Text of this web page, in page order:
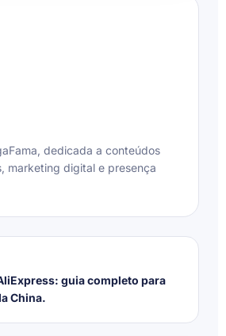
dedicada a conteúdos
marketing digital e presença
guia completo para
China.